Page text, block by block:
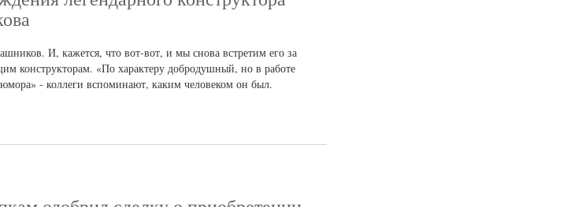
И, кажется, что вот-вот, и мы снова встретим его за
конструкторам. «По характеру добродушный, но в работе
- коллеги вспоминают, каким человеком он был.